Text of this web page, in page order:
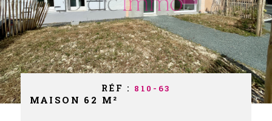
NOS
NOS AVIS
RÉF : 810-63
MAISON 62 M²